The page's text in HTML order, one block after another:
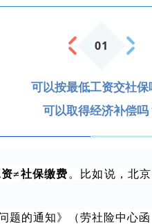
01
可以按最低工资交社保
可以取得经济补偿吗
≠社保缴费 。比如说，北
的通知》（劳社险中心函